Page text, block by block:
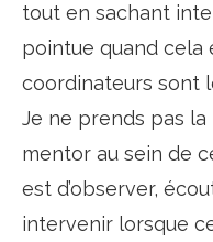
tout en sachant
pointue quand cela
coordinateurs sont
Je ne prends pas
mentor au sein de
est d’observer,
intervenir lorsque